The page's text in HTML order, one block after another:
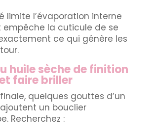
limite l’évaporation interne
empêche la cuticule de se
ce qui génère les
huile sèche de finition
faire briller
quelques gouttes d’un
un bouclier
Recherchez :